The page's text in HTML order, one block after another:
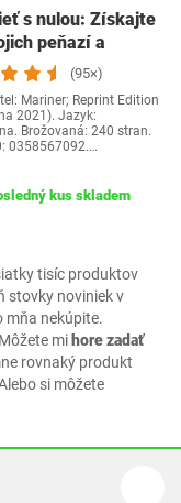
tisíc produktov
stovky noviniek v
mňa nekúpite.
mihore zadať
rovnaký produkt
si môžete
s nulou: Získajte
peňazí a
(95×)
Mariner; Reprint Edition
2021). Jazyk:
Brožovaná: 240 stran.
0358567092.…
kus skladem